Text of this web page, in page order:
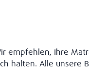
empfehlen, Ihre
halten. Alle